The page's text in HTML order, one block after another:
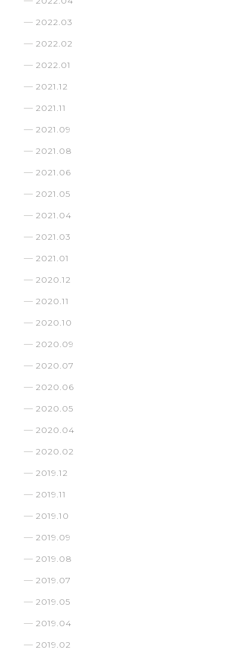
2022.03
2022.02
2022.01
2021.12
2021.11
2021.09
2021.08
2021.06
2021.05
2021.04
2021.03
2021.01
2020.12
2020.11
2020.10
2020.09
2020.07
2020.06
2020.05
2020.04
2020.02
2019.12
2019.11
2019.10
2019.09
2019.08
2019.07
2019.05
2019.04
2019.02